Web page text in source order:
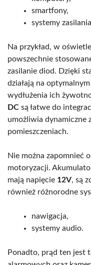
smartfony,
systemy
Na przykład, w
powszechnie
zasilanie diod. Dzięki
działają na
wydłużenia ich
DC są łatwe do
umożliwia dynamiczne
pomieszczeniach.
Nie można zapomnieć
motoryzacji.
mają napięcie 12V, są
również różnorodne
nawigacja,
systemy audio.
Ponadto, prąd ten jest